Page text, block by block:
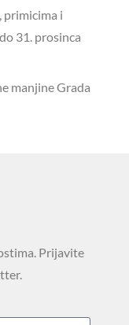
primicima i
31. prosinca
manjine Grada
Prijavite